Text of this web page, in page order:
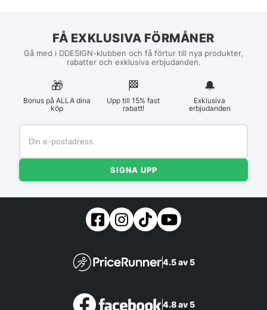
FÅ EXKLUSIVA FÖRMÅNER
Gå med i DDESIGN-klubben och få förtur till nya produkter,
rabatter och exklusiva erbjudanden.
🎁
Bonus på ALLA dina
köp
🏁︎
Upp till 15% fast
rabatt!
🔔
Exklusiva
erbjudanden
SIGNA UPP
4.5 av 5
4.8 av 5